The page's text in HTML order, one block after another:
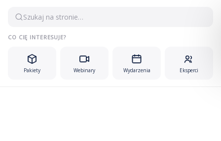
Szukaj na stronie…
CO CIĘ INTERESUJE?
Pakiety Webinary Wydarzenia Eksperci